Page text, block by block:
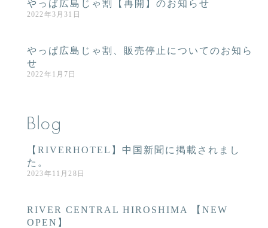
やっぱ広島じゃ割【再開】のお知らせ
2022年3月31日
やっぱ広島じゃ割、販売停止についてのお知ら
せ
2022年1月7日
Blog
【RIVERHOTEL】中国新聞に掲載されまし
た。
2023年11月28日
RIVER CENTRAL HIROSHIMA 【NEW
OPEN】